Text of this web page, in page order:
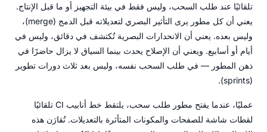
تلقائيًا عند طلب السحب، وليس فقط في بيئة التجهيز أو ما قبل الإنتاج.
يعني أن كل مطور يرى التأثير البصري لتعديلاته قبل الدمج (merge)،
وليس بعده. يعني أن الانحدارات البصرية تُكتشف في دقائق، وليس في
أيام أو أسابيع. ويعني أن الإصلاح يحدث بينما السياق لا يزال حاضرًا في
ذهن المطور — في طلب السحب نفسه، وليس بعد ثلاث دورات تطوير
(sprints).
عمليًا، عندما يفتح مطور طلب سحب، يلتقط خط أنابيب CI تلقائيًا
لقطات شاشة للصفحات والمكونات المتأثرة بالتعديلات. تُقارَن هذه